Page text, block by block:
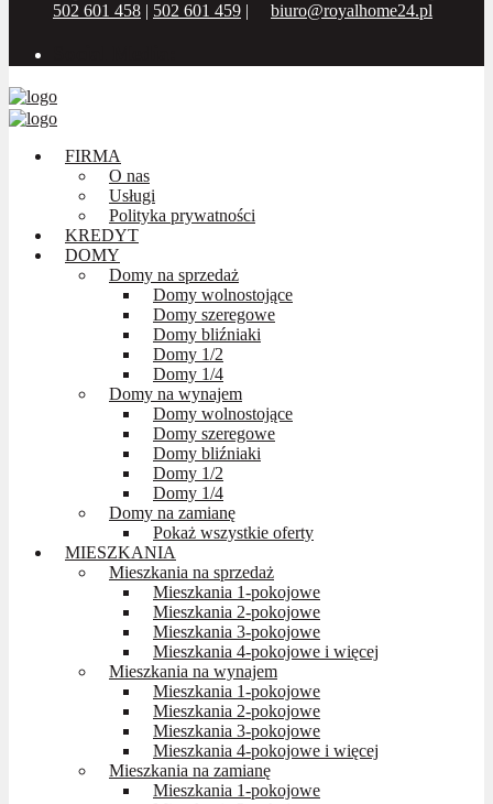
502 601 458 | 502 601 459 | biuro@royalhome24.pl
FIRMA
O nas
Usługi
Polityka prywatności
KREDYT
DOMY
Domy na sprzedaż
Domy wolnostojące
Domy szeregowe
Domy bliźniaki
Domy 1/2
Domy 1/4
Domy na wynajem
Domy wolnostojące
Domy szeregowe
Domy bliźniaki
Domy 1/2
Domy 1/4
Domy na zamianę
Pokaż wszystkie oferty
MIESZKANIA
Mieszkania na sprzedaż
Mieszkania 1-pokojowe
Mieszkania 2-pokojowe
Mieszkania 3-pokojowe
Mieszkania 4-pokojowe i więcej
Mieszkania na wynajem
Mieszkania 1-pokojowe
Mieszkania 2-pokojowe
Mieszkania 3-pokojowe
Mieszkania 4-pokojowe i więcej
Mieszkania na zamianę
Mieszkania 1-pokojowe